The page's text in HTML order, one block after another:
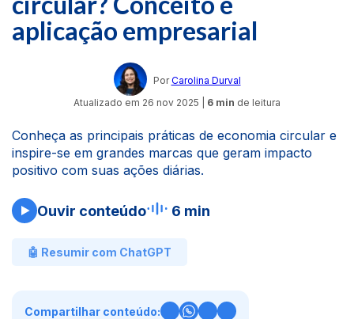
aplicação empresarial
Por Carolina Durval
Atualizado em 26 nov 2025 6 min de leitura
Conheça as principais práticas de economia circular e
inspire-se em grandes marcas que geram impacto
positivo com suas ações diárias.
Ouvir conteúdo 6 min
🤖 Resumir com ChatGPT
Compartilhar conteúdo: